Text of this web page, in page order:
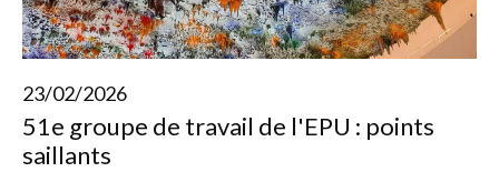
23/02/2026
51e groupe de travail de l'EPU : points
saillants